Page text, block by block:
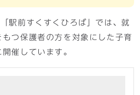
駅前すくすくひろば」では、就
つ保護者の方を対象にした子育
催しています。